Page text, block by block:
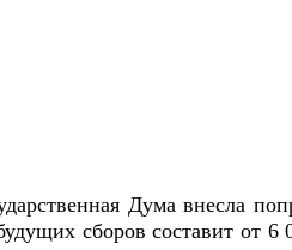
Дума внесла
сборов составит от